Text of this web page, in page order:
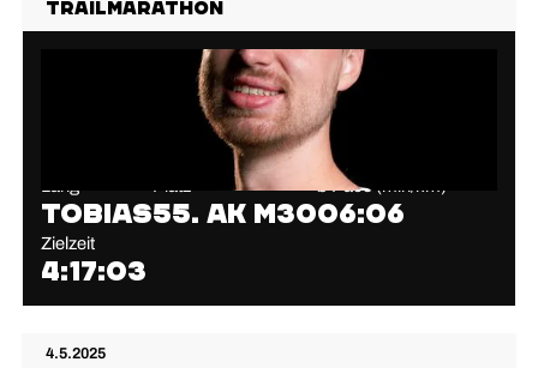
Trailmarathon
Tobias55. AK M30
⌀ Pace (min/km)
06:06
Zielzeit
4:17:03
4.5.2025